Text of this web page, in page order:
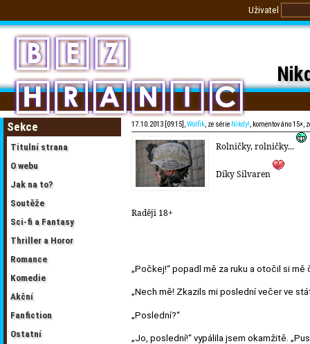
Uživatel
Sekce
Titulní strana
O webu
Jak na to?
Soutěže
Sci-fi a Fantasy
Thriller a Horor
Romance
Komedie
Akční
Fanfiction
Ostatní
17.10.2013 [09:15],Wolfik, ze série Nikdy!, komentováno 15×,
Rolničky, rolničky...
Díky Silvaren
Raději 18+
„Počkej!“ popadl mě za ruku a otočil si mě
„Nech mě! Zkazils mi poslední večer ve
„Poslední?“
„Jo, poslední!“ vypálila jsem okamžitě.